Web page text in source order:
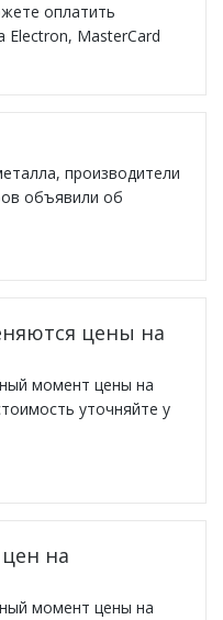
оплатить
Electron, MasterCard
производители
объявили об
цены на
момент цены на
уточняйте у
на
момент цены на